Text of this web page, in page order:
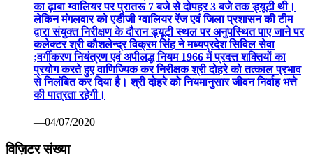
कलेक्टर श्री कौशलेन्द्र विक्रम सिंह ने मध्यप्रदेश सिविल सेवा
;वर्गीकरण नियंत्रण एवं अपीलद्ध नियम 1966 में प्रदत्त शक्तियों का
प्रयोग करते हुए वाणिज्यिक कर निरीक्षक श्री दोहरे को तत्काल प्रभाव
से निलंबित कर दिया है। श्री दोहरे को नियमानुसार जीवन निर्वाह भत्ते
की पात्रता रहेगी।
—04/07/2020